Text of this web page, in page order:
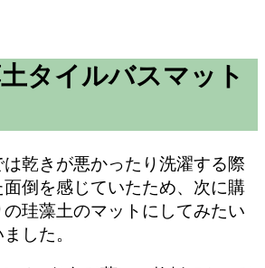
タイルバスマット
乾きが悪かったり洗濯する際
倒を感じていたため、次に購
の珪藻土のマットにしてみたい
した。